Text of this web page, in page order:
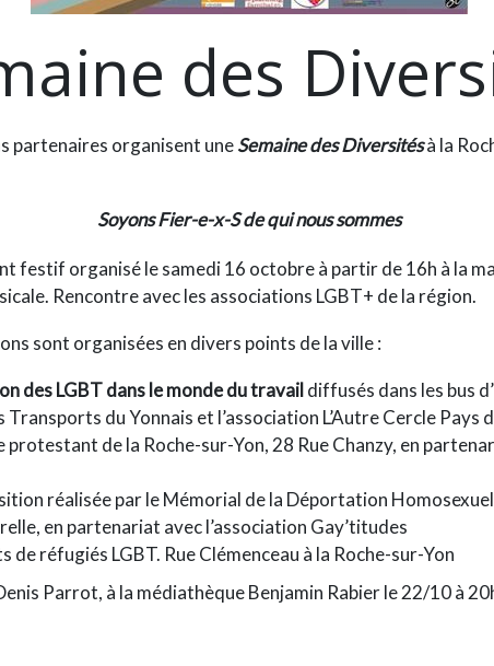
des
partenaires organisent uneSemaine des Diversitésà la
Soyons Fier-e-x-S de qui nous sommes
festif organisé le samedi 16 octobre à partir de 16h à la
Rencontre avec les associations LGBT+ de la région.
sont organisées en divers points de la ville :
des LGBT dans le monde du travail diffusés dans les bus
du Yonnais et l’association L’Autre Cercle Pays
protestant de la Roche-sur-Yon, 28 Rue Chanzy, en
réalisée par le Mémorial de la Déportation
en partenariat avec l’association Gay’titudes
réfugiés LGBT. Rue Clémenceau à la Roche-sur-Yon
Parrot, à la médiathèque Benjamin Rabier le 22/10 à